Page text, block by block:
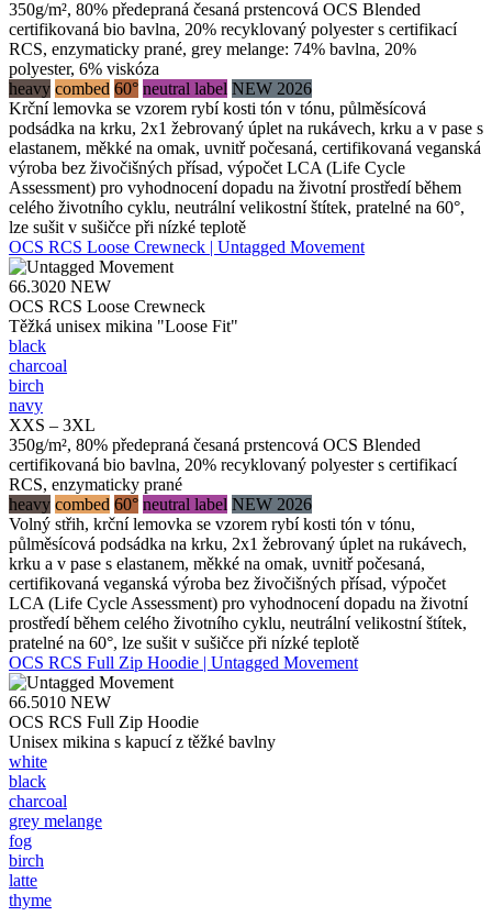
350g/m², 80% předepraná česaná prstencová OCS Blended
certifikovaná bio bavlna, 20% recyklovaný polyester s certifikací
RCS, enzymaticky prané, grey melange: 74% bavlna, 20%
polyester, 6% viskóza
heavy combed 60° neutral label NEW 2026
Krční lemovka se vzorem rybí kosti tón v tónu, půlměsícová
podsádka na krku, 2x1 žebrovaný úplet na rukávech, krku a v pase s
elastanem, měkké na omak, uvnitř počesaná, certifikovaná veganská
výroba bez živočišných přísad, výpočet LCA (Life Cycle
Assessment) pro vyhodnocení dopadu na životní prostředí během
celého životního cyklu, neutrální velikostní štítek, pratelné na 60°,
lze sušit v sušičce při nízké teplotě
OCS RCS Loose Crewneck | Untagged Movement
66.3020 NEW
OCS RCS Loose Crewneck
Těžká unisex mikina "Loose Fit"
black
charcoal
birch
navy
XXS – 3XL
350g/m², 80% předepraná česaná prstencová OCS Blended
certifikovaná bio bavlna, 20% recyklovaný polyester s certifikací
RCS, enzymaticky prané
heavy combed 60° neutral label NEW 2026
Volný střih, krční lemovka se vzorem rybí kosti tón v tónu,
půlměsícová podsádka na krku, 2x1 žebrovaný úplet na rukávech,
krku a v pase s elastanem, měkké na omak, uvnitř počesaná,
certifikovaná veganská výroba bez živočišných přísad, výpočet
LCA (Life Cycle Assessment) pro vyhodnocení dopadu na životní
prostředí během celého životního cyklu, neutrální velikostní štítek,
pratelné na 60°, lze sušit v sušičce při nízké teplotě
OCS RCS Full Zip Hoodie | Untagged Movement
66.5010 NEW
OCS RCS Full Zip Hoodie
Unisex mikina s kapucí z těžké bavlny
white
black
charcoal
grey melange
fog
birch
latte
thyme